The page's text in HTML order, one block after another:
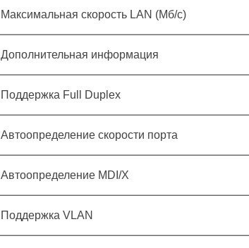
Максимальная скорость LAN (Мб/с)
Дополнительная информация
Поддержка Full Duplex
Автоопределение скорости порта
Автоопределение MDI/X
Поддержка VLAN